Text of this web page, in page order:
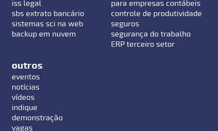
iss legal
sbs extrato bancário
sistemas sci na web
backup em nuvem
para empresas contábeis
controle de produtividade
seguros
segurança do trabalho
ERP terceiro setor
outros
eventos
notícias
vídeos
indique
demonstração
vagas